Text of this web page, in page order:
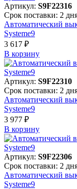
Артикул: S9F22316
Срок поставки: 2
Автоматический
Systeme9
3 617 ₽
В корзинy
Артикул: S9F22310
Срок поставки: 2
Автоматический
Systeme9
3 977 ₽
В корзинy
Артикул: S9F22306
Срок поставки: 2
Автоматический
Systeme9